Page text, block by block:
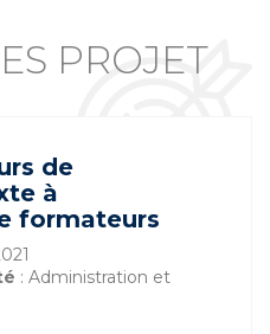
PROJET
de
à
formateurs
: Administration et